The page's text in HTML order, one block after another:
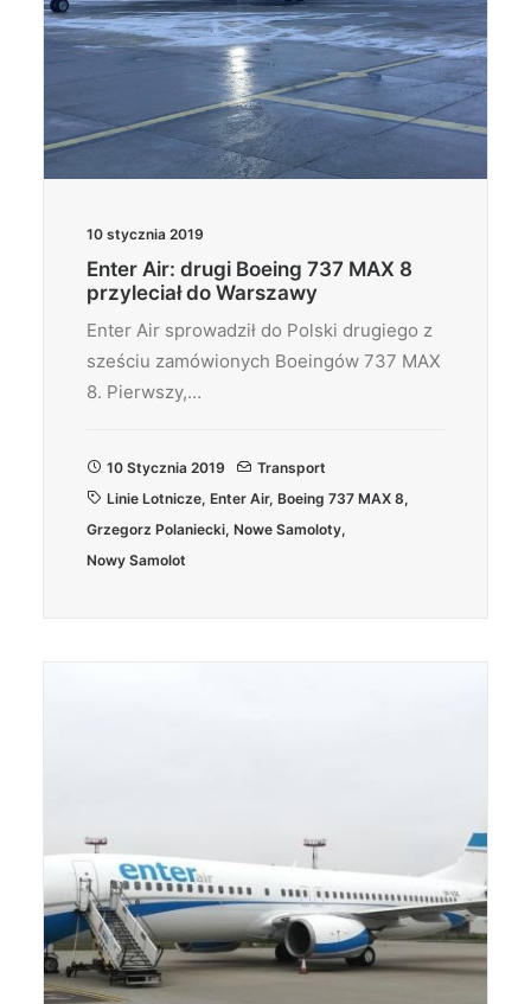
10 stycznia 2019
Enter Air: drugi Boeing 737 MAX 8
przyleciał do Warszawy
Enter Air sprowadził do Polski drugiego z
sześciu zamówionych Boeingów 737 MAX
8. Pierwszy,…
10 Stycznia 2019
Transport
Linie Lotnicze, Enter Air, Boeing 737 MAX 8,
Grzegorz Polaniecki, Nowe Samoloty,
Nowy Samolot